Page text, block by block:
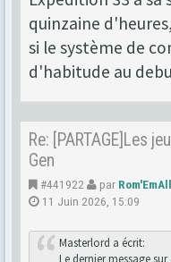
quinzaine
si le système de
d'habitude au
Re: [PARTAGE]Les
Gen
#441922 par Rom'EmAll
11 Juin 2026, 15:09
Masterlord a écrit:
Le dernier message